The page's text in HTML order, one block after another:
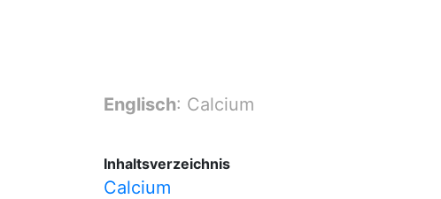
Englisch: Calcium
Inhaltsverzeichnis
Calcium